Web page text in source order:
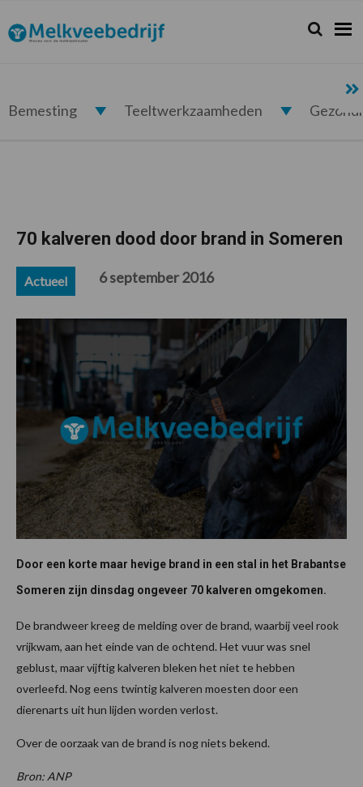
de
hoofdnavigatie
de
hoofd
de
eerste
de
voettekst
Melkveebedrijf.nl Zoeken...
Zoek
Bemesting Teeltwerkzaamheden
70 kalveren dood door brand in Someren
Actueel 6 september 2016
Door een korte maar hevige brand in een stal in het Brabantse
Someren zijn dinsdag ongeveer 70 kalveren omgekomen.
De brandweer kreeg de melding over de brand, waarbij veel rook
vrijkwam, aan het einde van de ochtend. Het vuur was snel
geblust, maar vijftig kalveren bleken het niet te hebben
overleefd. Nog eens twintig kalveren moesten door een
dierenarts uit hun lijden worden verlost.
Over de oorzaak van de brand is nog niets bekend.
Bron: ANP